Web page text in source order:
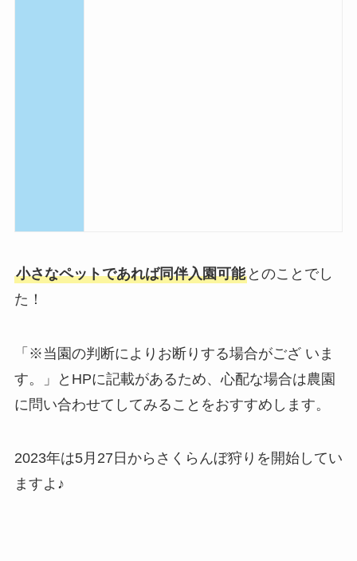
小さなペットであれば同伴入園可能とのことでし
た！
「※当園の判断によりお断りする場合がござ いま
す。」とHPに記載があるため、心配な場合は農園
に問い合わせてしてみることをおすすめします。
2023年は5月27日からさくらんぼ狩りを開始してい
ますよ♪